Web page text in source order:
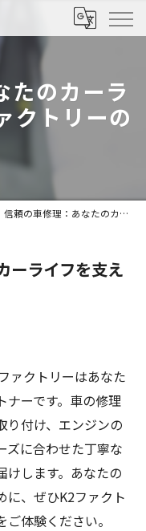
たのカーラ
クトリーの
信頼の車修理：あなたのカーライフを支えるK2ファクトリーの実力
ーライフを支え
ァクトリーはあなた
ナーです。車の修理
り付け、エンジンの
ズに合わせた丁寧な
けします。あなたの
に、ぜひK2ファクト
体験ください。